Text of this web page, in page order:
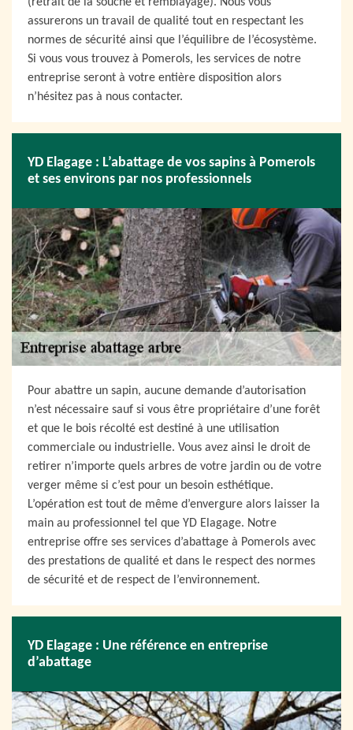
assurerons un travail de qualité tout en respectant les
normes de sécurité ainsi que l’équilibre de l’écosystème.
Si vous vous trouvez à Pomerols, les services de notre
entreprise seront à votre entière disposition alors
n’hésitez pas à nous contacter.
YD Elagage : L’abattage de vos sapins à Pomerols
et ses environs par nos professionnels
Pour abattre un sapin, aucune demande d’autorisation
n’est nécessaire sauf si vous être propriétaire d’une forêt
et que le bois récolté est destiné à une utilisation
commerciale ou industrielle. Vous avez ainsi le droit de
retirer n’importe quels arbres de votre jardin ou de votre
verger même si c’est pour un besoin esthétique.
L’opération est tout de même d’envergure alors laisser la
main au professionnel tel que YD Elagage. Notre
entreprise offre ses services d’abattage à Pomerols avec
des prestations de qualité et dans le respect des normes
de sécurité et de respect de l’environnement.
YD Elagage : Une référence en entreprise
d’abattage